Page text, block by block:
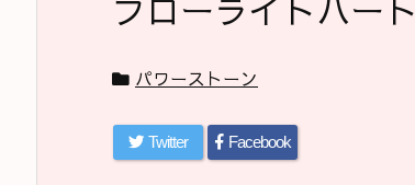
フローライトハート
パワーストーン
Twitter Facebook